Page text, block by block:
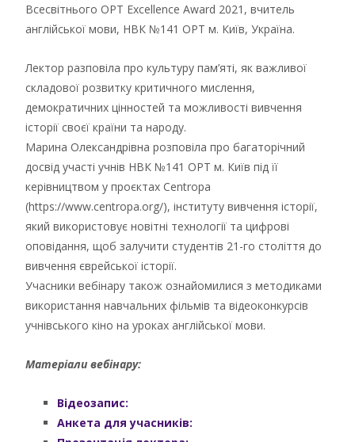
Всесвітнього ОРТ Excellence Award 2021, вчитель
англійської мови, НВК №141 ОРТ м. Київ, Україна.
Лектор разповіла про культуру пам’яті, як важливої
складової розвитку критичного мислення,
демократичних цінностей та можливості вивчення
історії своєї країни та народу.
Марина Олександрівна розповіла про багаторічний
досвід участі учнів НВК №141 ОРТ м. Київ під її
керівництвом у проєктах Centropa
(https://www.centropa.org/), інституту вивчення історії,
який використовує новітні технології та цифрові
оповідання, щоб залучити студентів 21-го століття до
вивчення єврейської історії.
Учасники вебінару також ознайомилися з методиками
використання навчальних фільмів та відеоконкурсів
учнівського кіно на уроках англійської мови.
Матеріали вебінару:
Відеозапис:
Анкета для учасників: